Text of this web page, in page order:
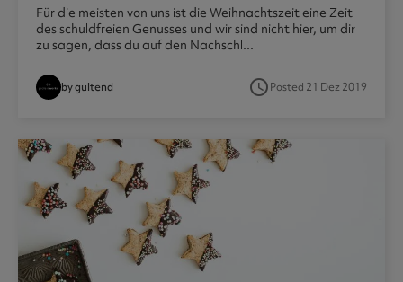
Für die meisten von uns ist die Weihnachtszeit eine Zeit
des schuldfreien Genusses und wir sind nicht hier, um dir
zu sagen, dass du auf den Nachschl...
by gultend access_timePosted 21 Dez 2019